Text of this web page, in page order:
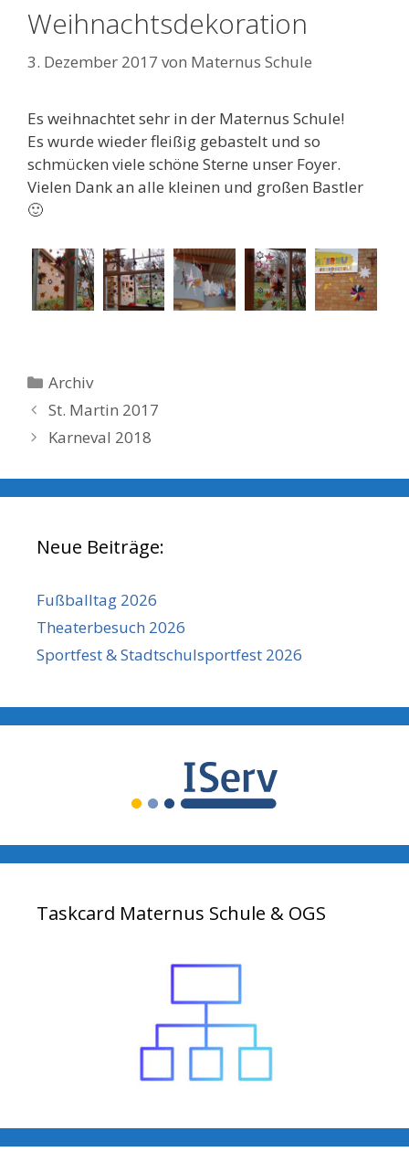
Weihnachtsdekoration
3. Dezember 2017 von Maternus Schule
Es weihnachtet sehr in der Maternus Schule!
Es wurde wieder fleißig gebastelt und so
schmücken viele schöne Sterne unser Foyer.
Vielen Dank an alle kleinen und großen Bastler
🙂
Kategorien
Archiv
St. Martin 2017
Karneval 2018
Neue Beiträge:
Fußballtag 2026
Theaterbesuch 2026
Sportfest & Stadtschulsportfest 2026
Taskcard Maternus Schule & OGS